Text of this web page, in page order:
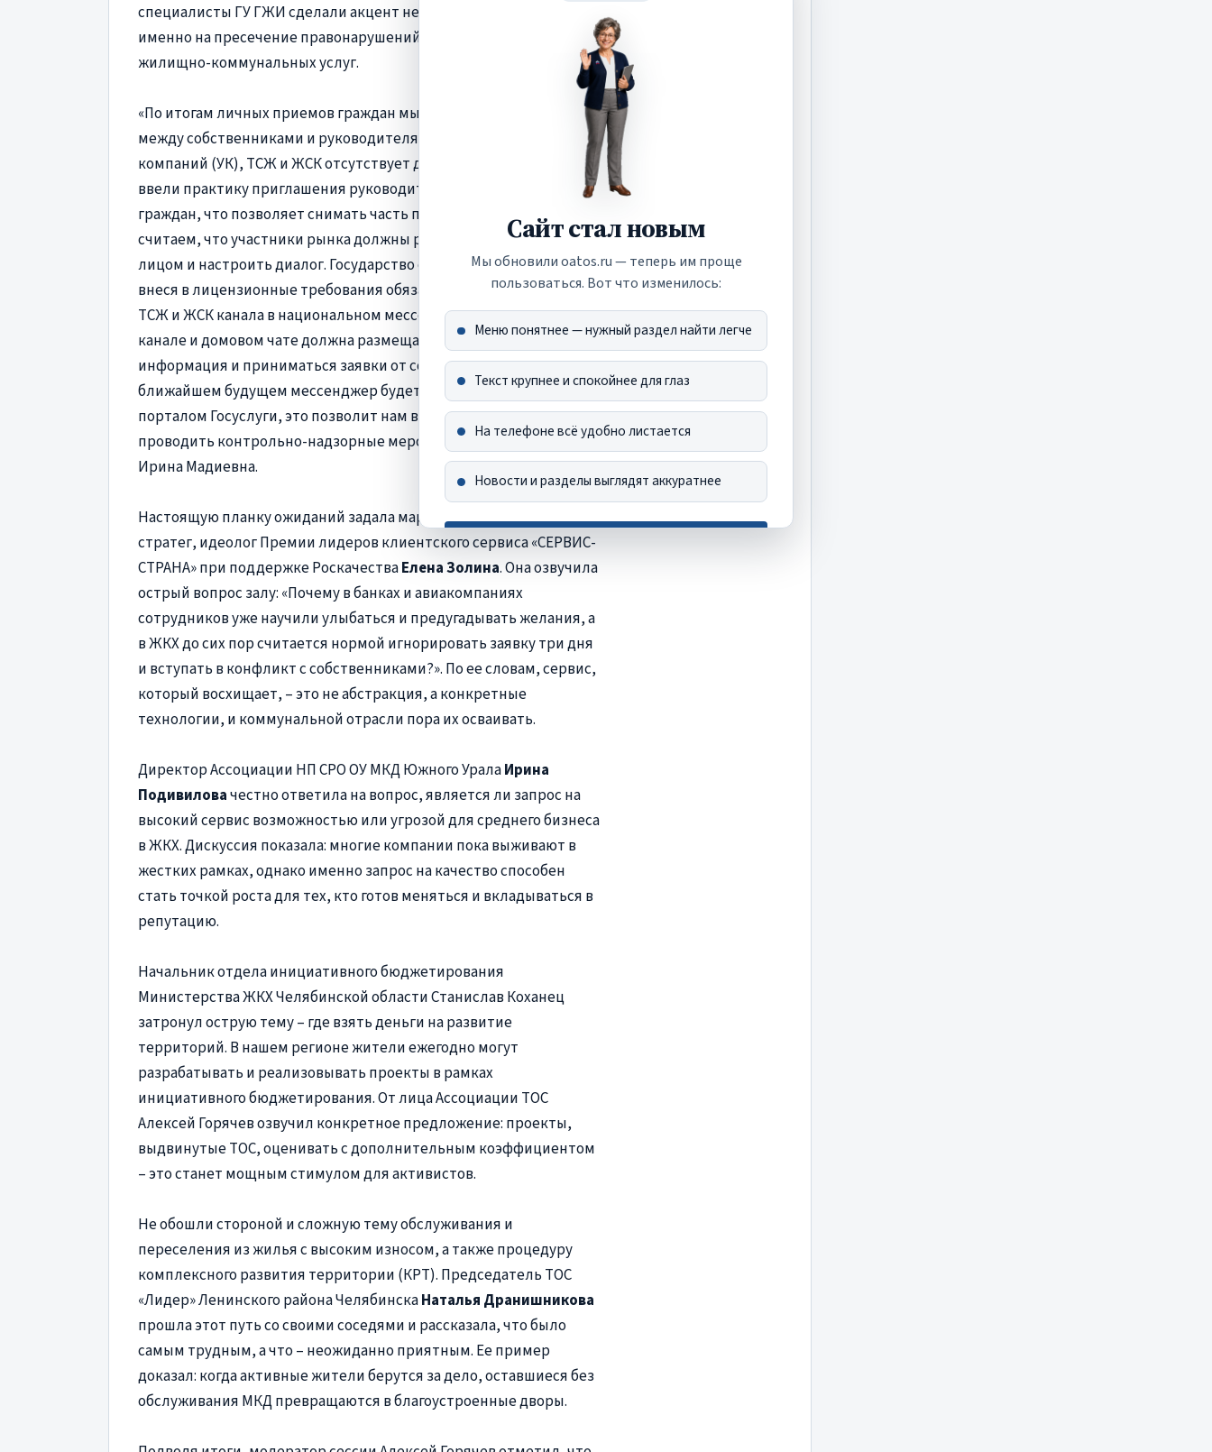
Сайт стал новым
Мы обновили oatos.ru — теперь им проще
пользоваться. Вот что изменилось:
Меню понятнее — нужный раздел найти легче
Текст крупнее и спокойнее для глаз
На телефоне всё удобно листается
Новости и разделы выглядят аккуратнее
Хорошо, спасибо
Это сообщение больше не появится
специалисты ГУ ГЖИ сделали акцент не на предупреждение, а
именно на пресечение правонарушений в сфере предоставления
жилищно-коммунальных услуг.
«По итогам личных приемов граждан мы сделали вывод, что
между собственниками и руководителями управляющих
компаний (УК), ТСЖ и ЖСК отсутствует диалог. В связи с этим мы
ввели практику приглашения руководителей на приемы
граждан, что позволяет снимать часть проблемных вопросов. Мы
считаем, что участники рынка должны развернуться друг к другу
лицом и настроить диалог. Государство способствует этому,
внеся в лицензионные требования обязательное ведение УК,
ТСЖ и ЖСК канала в национальном мессенджере «Мах». В данном
канале и домовом чате должна размещаться вся актуальная
информация и приниматься заявки от собственников. В
ближайшем будущем мессенджер будет интегрирован с
порталом Госуслуги, это позволит нам видеть все обращения и
проводить контрольно-надзорные мероприятия», – отметила
Ирина Мадиевна.
Настоящую планку ожиданий задала маркетолог, сервис-
стратег, идеолог Премии лидеров клиентского сервиса «СЕРВИС-
СТРАНА» при поддержке РоскачестваЕлена Золина. Она озвучила
острый вопрос залу: «Почему в банках и авиакомпаниях
сотрудников уже научили улыбаться и предугадывать желания, а
в ЖКХ до сих пор считается нормой игнорировать заявку три дня
и вступать в конфликт с собственниками?». По ее словам, сервис,
который восхищает, – это не абстракция, а конкретные
технологии, и коммунальной отрасли пора их осваивать.
Директор Ассоциации НП СРО ОУ МКД Южного УралаИрина
Подивиловачестно ответила на вопрос, является ли запрос на
высокий сервис возможностью или угрозой для среднего бизнеса
в ЖКХ. Дискуссия показала: многие компании пока выживают в
жестких рамках, однако именно запрос на качество способен
стать точкой роста для тех, кто готов меняться и вкладываться в
репутацию.
Начальник отдела инициативного бюджетирования
Министерства ЖКХ Челябинской области Станислав Коханец
затронул острую тему – где взять деньги на развитие
территорий. В нашем регионе жители ежегодно могут
разрабатывать и реализовывать проекты в рамках
инициативного бюджетирования. От лица Ассоциации ТОС
Алексей Горячев озвучил конкретное предложение: проекты,
выдвинутые ТОС, оценивать с дополнительным коэффициентом
– это станет мощным стимулом для активистов.
Не обошли стороной и сложную тему обслуживания и
переселения из жилья с высоким износом, а также процедуру
комплексного развития территории (КРТ). Председатель ТОС
«Лидер» Ленинского района ЧелябинскаНаталья Дранишникова
прошла этот путь со своими соседями и рассказала, что было
самым трудным, а что – неожиданно приятным. Ее пример
доказал: когда активные жители берутся за дело, оставшиеся без
обслуживания МКД превращаются в благоустроенные дворы.